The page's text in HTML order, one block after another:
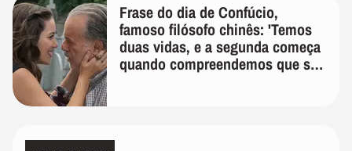
Frase do dia de Confúcio,
famoso filósofo chinês: 'Temos
duas vidas, e a segunda começa
quando compreendemos que só